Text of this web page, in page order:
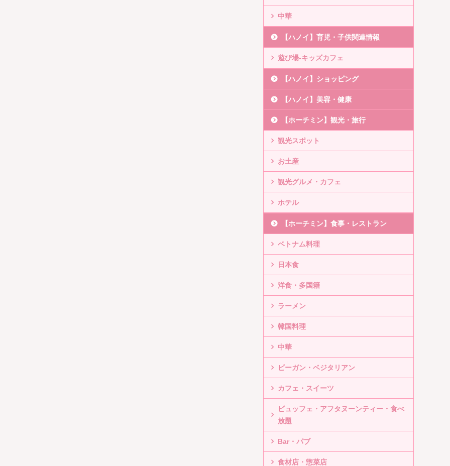
中華
【ハノイ】育児・子供関連情報
遊び場-キッズカフェ
【ハノイ】ショッピング
【ハノイ】美容・健康
【ホーチミン】観光・旅行
観光スポット
お土産
観光グルメ・カフェ
ホテル
【ホーチミン】食事・レストラン
ベトナム料理
日本食
洋食・多国籍
ラーメン
韓国料理
中華
ビーガン・ベジタリアン
カフェ・スイーツ
ビュッフェ・アフタヌーンティー・食べ
放題
Bar・パブ
食材店・惣菜店